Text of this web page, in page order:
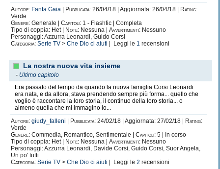
Autore: Fanta Gaia Pubblicata: 26/04/18 | Aggiornata: 26/04/18 |
Rating:
Verde
Genere: Generale | Capitoli: 1 - Flashfic | Completa
Tipo di coppia: Het |
Note: Nessuna | Avvertimenti: Nessuno
Personaggi: Azzurra Leonardi, Guido Corsi
Categoria: Serie TV > Che Dio ci aiuti | Leggi le 1 recensioni
La nostra nuova vita insieme
- Ultimo capitolo
Era passato del tempo da quando la nuova famiglia Corsi Leonardi
era nata, e da allora, stava prendendo sempre più forma... quello che
voglio è raccontare la loro storia, il continuo della loro storia... o
almeno quella che mi immagino io...
Autore: giudy_falleni Pubblicata: 24/02/18 | Aggiornata: 27/02/18 |
Rating:
Verde
Genere: Commedia, Romantico, Sentimentale | Capitoli: 5 | In corso
Tipo di coppia: Het |
Note: Nessuna | Avvertimenti: Nessuno
Personaggi: Azzurra Leonardi, Davide Corsi, Guido Corsi, Suor Angela,
Un po' tutti
Categoria: Serie TV > Che Dio ci aiuti | Leggi le 2 recensioni